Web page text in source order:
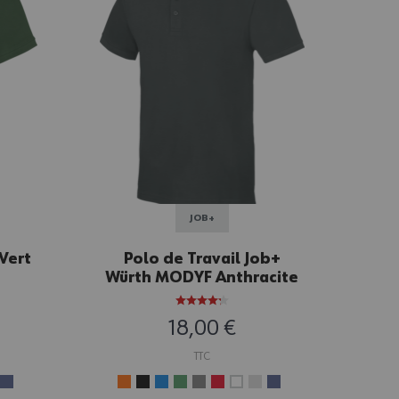
JOB+
Polo de Travail Job+
Würth MODYF Anthracite
18,00 €
TTC